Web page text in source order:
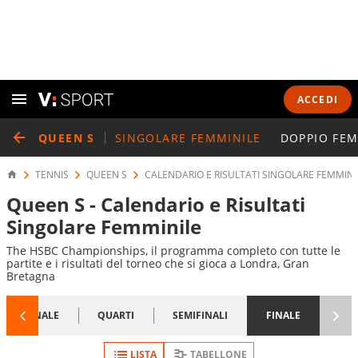
ACCEDI
QUEEN S SINGOLARE FEMMINILE DOPPIO
TENNIS QUEEN S CALENDARIO E RISULTATI SINGOLARE
Queen S - Calendario e Risultati
Singolare Femminile
The HSBC Championships, il programma completo con tutte le
partite e i risultati del torneo che si gioca a Londra, Gran
Bretagna
1/8 FINALE QUARTI SEMIFINALI FINALE
LISTA TABELLONE